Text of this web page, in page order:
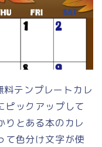
テンプレートカレ
ピックアップして
りとある本のカレ
て色分け文字が使